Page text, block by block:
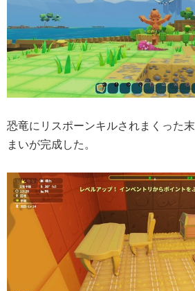
恐竜にリスポーンキルされまくった
まいが完成した。